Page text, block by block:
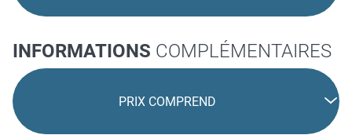
INFORMATIONS COMPLÉMENTAIRES
PRIX COMPREND